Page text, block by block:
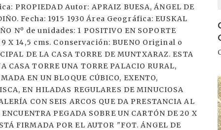
PROPIEDAD Autor: APRAIZ BUESA, ÁNGEL DE
Fecha: 1915 1930 Área Geográfica: EUSKAL
Nº de unidades: 1 POSITIVO EN SOPORTE
X 14,5 cms. Conservación: BUENO Original o
DE LA CASA TORRE DE MUNTXARAZ. ESTA
CASA TORRE UNA TORRE PALACIO RURAL,
EN UN BLOQUE CÚBICO, EXENTO,
EN HILADAS REGULARES DE MINUCIOSA
CON SEIS ARCOS QUE DA PRESTANCIA AL
PEGADA SOBRE UN CARTÓN DE 20 X
FIRMADA POR EL AUTOR "FOT. ÁNGEL DE